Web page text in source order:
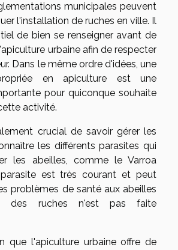
municipales peuvent
l'installation de ruches en ville. Il
de bien se renseigner avant de
urbaine afin de respecter
Dans le même ordre d'idées, une
en apiculture est une
pour quiconque souhaite
activité.
crucial de savoir gérer les
les différents parasites qui
les abeilles, comme le Varroa
est très courant et peut
problèmes de santé aux abeilles
des ruches n'est pas faite
que l'apiculture urbaine offre de